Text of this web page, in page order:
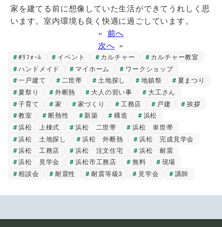
家を建てる前に想像していた生活ができてうれしく思
います。室内環境も良く快適に過ごしています。
« 前へ
次へ »
#ﾘﾌｫｰﾑ イベント カルチャー
カルチャー教室
ハンドメイド
マイホーム
ワークショップ
一戸建て
二世帯 土地探し 地鎮祭
夏まつり
夏祭り
外断熱 大人の習い事
大工さん
子育て
家 家づくり 工務店 戸建
挨拶
教室
断熱性 新築 構造
浜松
浜松 上棟式
浜松 二世帯
浜松 単世帯
浜松 土地探し
浜松 外断熱
浜松 完成見学会
浜松 工務店
浜松 注文住宅
浜松 耐震
浜松 見学会
浜松市工務店 無料
現場
相談会
耐震性 耐震等級3 見学会 講師